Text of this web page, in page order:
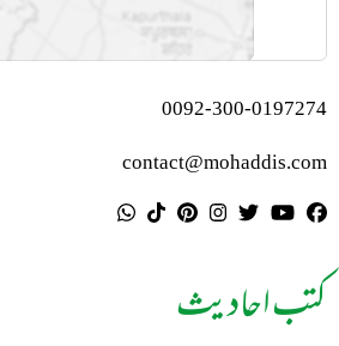
0092-300-0197274
contact@mohaddis.com
کتب احادیث